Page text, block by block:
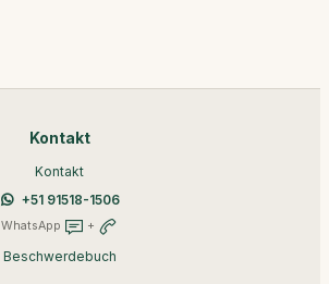
Kontakt
Kontakt
+51 91518-1506
WhatsApp +
Beschwerdebuch